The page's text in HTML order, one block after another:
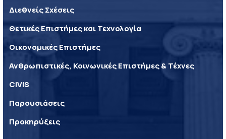
Διεθνείς Σχέσεις
Θετικές Επιστήμες και Τεχνολογία
Οικονομικές Επιστήμες
Ανθρωπιστικές, Κοινωνικές Επιστήμες & Τέχνες
CIVIS
Παρουσιάσεις
Προκηρύξεις